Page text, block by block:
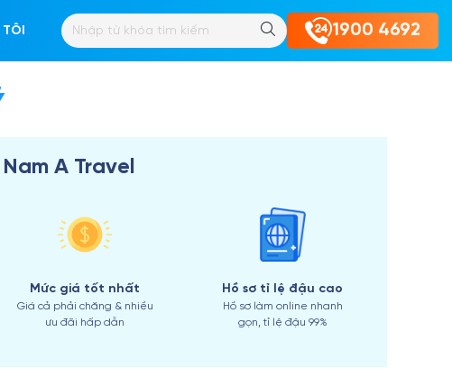
TÔI 1900 4692
PHÚ YÊN
A Travel
Mức giá tốt nhất
Giá cả phải chăng & nhiều
ưu đãi hấp dẫn
Hồ sơ tỉ lệ đậu cao
Hồ sơ làm online nhanh
gọn, tỉ lệ đậu 99%